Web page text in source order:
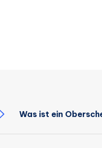
Was ist ein